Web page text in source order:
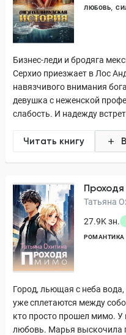
ЛЮБОВЬ
Бизнес-леди и бродяга
Серхио приезжает в Лос
навязчивого внимания
девушка с неженской
слабость. И надежду
Читать книгу
Татьяна
27.9K зн.
РОМАНТИКА
Город, льющая с неба
уже сплетаются между
кто просто прошел мимо. У
любовь. Марья выскочила